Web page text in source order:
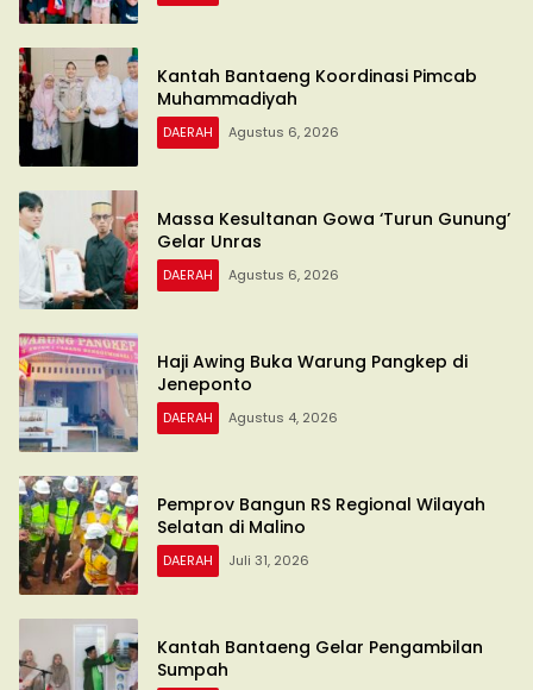
Kantah Bantaeng Koordinasi Pimcab
Muhammadiyah
DAERAH Agustus 6, 2026
Massa Kesultanan Gowa ‘Turun Gunung’
Gelar Unras
DAERAH Agustus 6, 2026
Haji Awing Buka Warung Pangkep di
Jeneponto
DAERAH Agustus 4, 2026
Pemprov Bangun RS Regional Wilayah
Selatan di Malino
DAERAH Juli 31, 2026
Kantah Bantaeng Gelar Pengambilan
Sumpah